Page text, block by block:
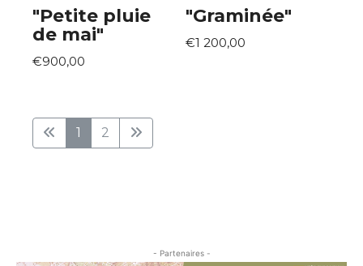
"Petite pluie
de mai"
€900,00
"Graminée"
€1 200,00
1 2
- Partenaires -